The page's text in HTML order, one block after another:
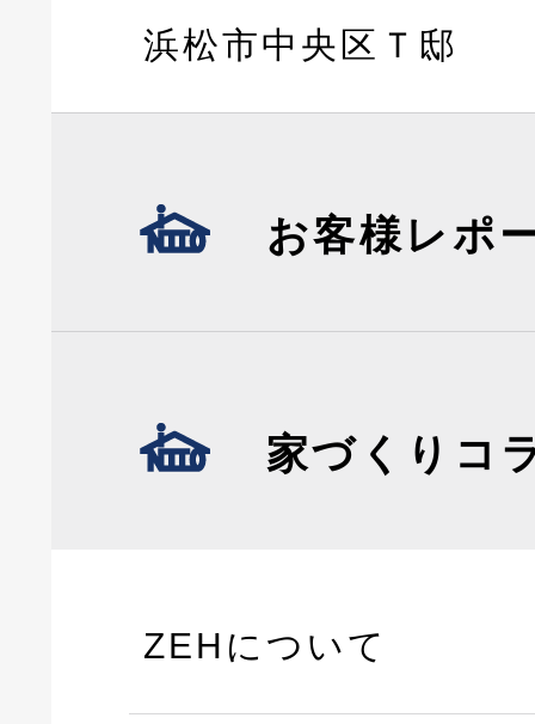
浜松市中央区Ｔ邸
お客様レポ
家づくりコ
ZEHについて